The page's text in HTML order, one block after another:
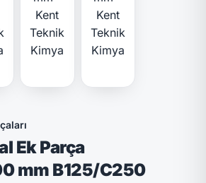
Ek Parça
mm B125/C250